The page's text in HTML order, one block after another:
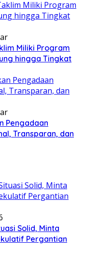
Miliki Program
hingga Tingkat
Pengadaan
Transparan, dan
Solid, Minta
Pergantian